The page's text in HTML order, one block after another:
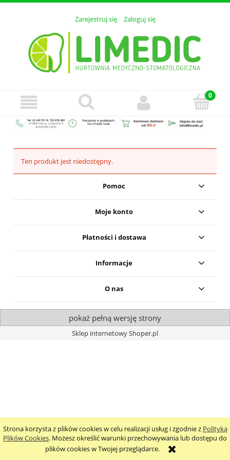
Strona korzysta z plików cookies w celu realizacji usług i zgodnie z Polityką
Plików Cookies. Możesz określić warunki przechowywania lub dostępu do
plików cookies w Twojej przeglądarce.
Zarejestruj się Zaloguj się
Ten produkt jest niedostępny.
Pomoc
Moje konto
Płatności i dostawa
Informacje
O nas
pokaż pełną wersję strony
Sklep internetowy Shoper.pl